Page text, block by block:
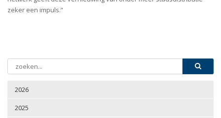
2026
2025
zeker een impuls.”